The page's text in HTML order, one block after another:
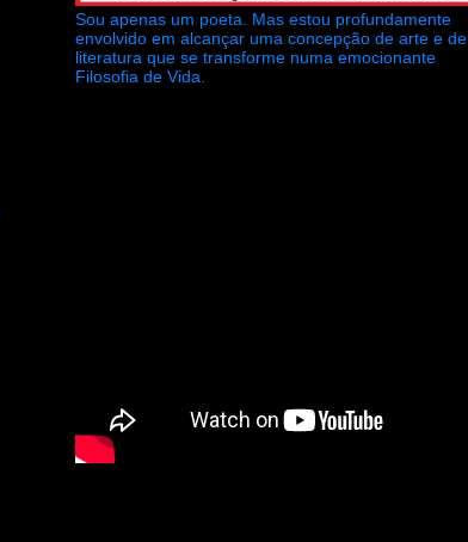
Sou apenas um poeta. Mas estou profundamente
envolvido em alcançar uma concepção de arte e de
literatura que se transforme numa emocionante
Filosofia de Vida.